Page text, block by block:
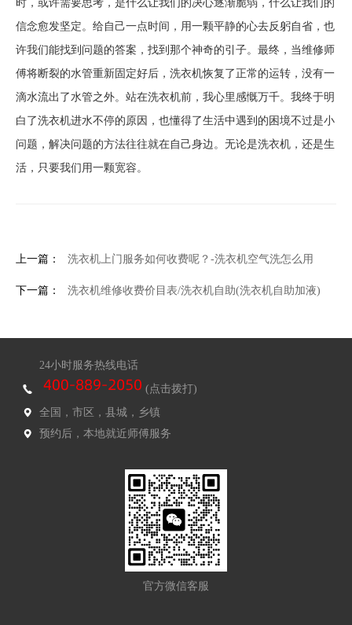
时，或许需要思考，是什么让我们的决心逐渐脆弱，什么让我们的
信念愈发坚定。给自己一点时间，用一颗平静的心去反躬自省，也
许我们能找到问题的答案，找到那个神奇的引子。最终，当维修师
傅将断裂的水管重新固定好后，洗衣机恢复了正常的运转，没有一
滴水流出了水管之外。站在洗衣机前，我心里感慨万千。我终于明
白了洗衣机进水不停的原因，也懂得了生活中遇到的困境不过是小
问题，解决问题的方法往往就在自己身边。无论是洗衣机，还是生
活，只要我们用一颗宽容。
上一篇： 洗衣机上门服务如何收费呢？-洗衣机空气洗怎么用
下一篇： 洗衣机维修收费价目表/洗衣机自助(洗衣机自助加液)
24小时服务热线电话
(点击拨打)
全国，市区，县城，乡镇
预约后，本地就近师傅服务
官方微信客服